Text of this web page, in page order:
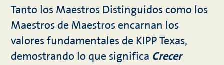
Tanto los Maestros Distinguidos como los
Maestros de Maestros encarnan los
valores fundamentales de KIPP Texas,
demostrando lo que significa Crecer